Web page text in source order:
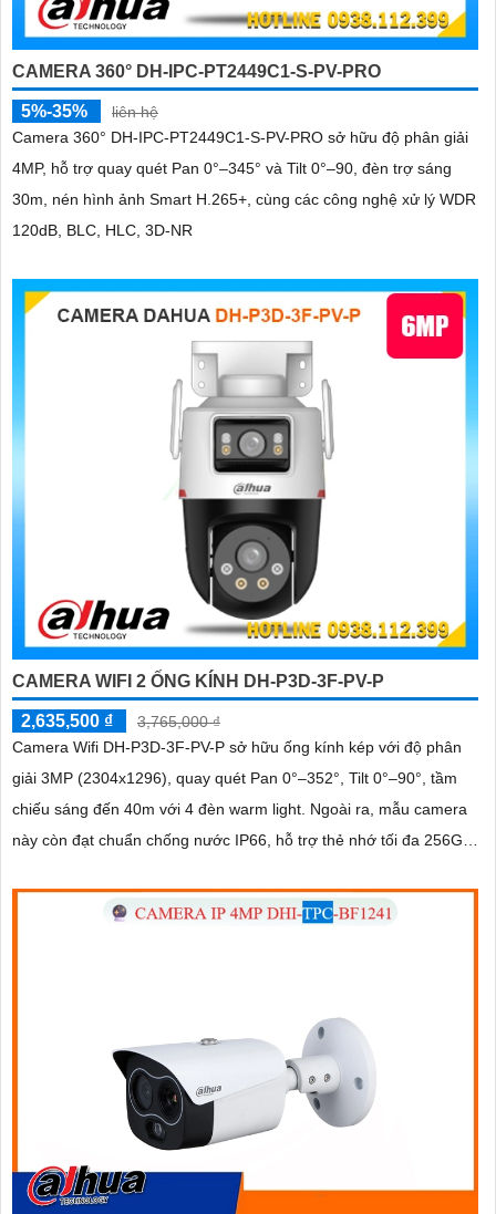
CAMERA 360° DH-IPC-PT2449C1-S-PV-PRO
5%-35%
liên hệ
Camera 360° DH-IPC-PT2449C1-S-PV-PRO sở hữu độ phân giải
4MP, hỗ trợ quay quét Pan 0°–345° và Tilt 0°–90, đèn trợ sáng
30m, nén hình ảnh Smart H.265+, cùng các công nghệ xử lý WDR
120dB, BLC, HLC, 3D-NR
CAMERA WIFI 2 ỐNG KÍNH DH-P3D-3F-PV-P
2,635,500 ₫
3,765,000 ₫
Camera Wifi DH-P3D-3F-PV-P sở hữu ống kính kép với độ phân
giải 3MP (2304x1296), quay quét Pan 0°–352°, Tilt 0°–90°, tầm
chiếu sáng đến 40m với 4 đèn warm light. Ngoài ra, mẫu camera
này còn đạt chuẩn chống nước IP66, hỗ trợ thẻ nhớ tối đa 256GB,